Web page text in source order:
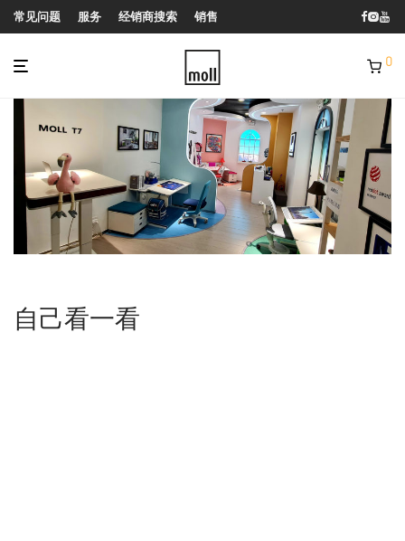
常见问题 服务 经销商搜索 销售
0
自己看一看